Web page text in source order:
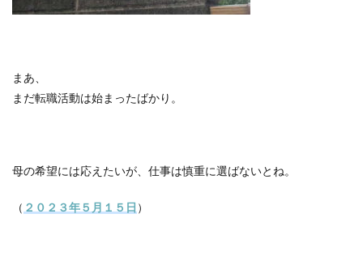
まあ、
まだ転職活動は始まったばかり。
母の希望には応えたいが、仕事は慎重に選ばないとね。
（ ２０２３年５月１５日 ）